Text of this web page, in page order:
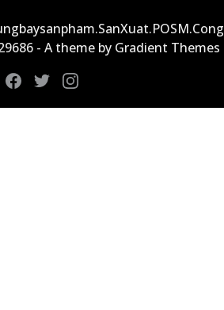
- A theme by Gradient